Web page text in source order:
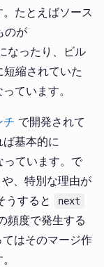
たとえばソース
のが
なったり、ビル
縮されていた
ています。
チ で開発されて
基本的に
っています。で
、特別な理由が
うすると next
頻度で発生する
はそのマージ作